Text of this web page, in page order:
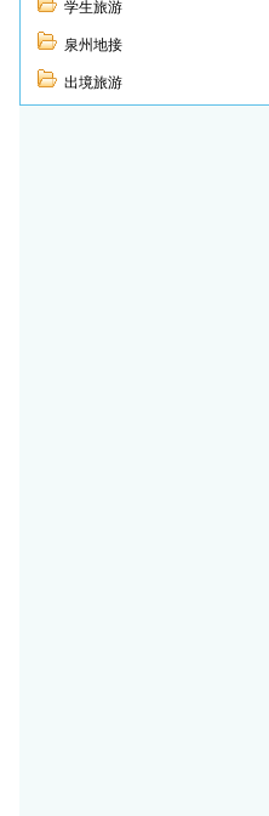
学生旅游
泉州地接
出境旅游